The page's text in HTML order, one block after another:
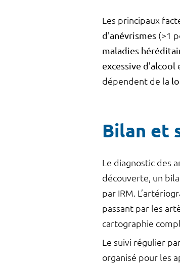
Les principaux
d'anévrismes (>1
maladies
excessive d'alcool
dépendent de la
Bilan et
Le diagnostic des
découverte, un
par IRM.
passant par les
cartographie
Le suivi régulier
organisé pour les